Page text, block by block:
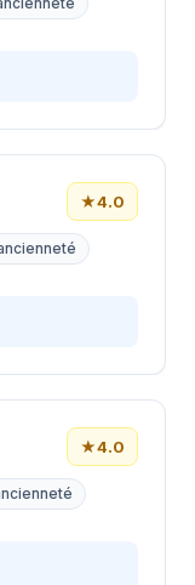
★4.0
★4.0